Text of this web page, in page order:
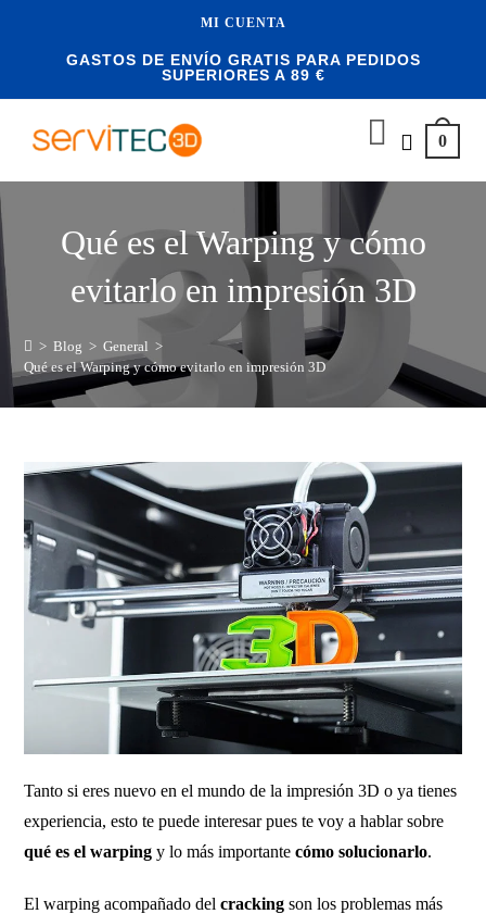
MI CUENTA
GASTOS DE ENVÍO GRATIS PARA PEDIDOS
SUPERIORES A 89 €
0
Qué es el Warping y cómo
evitarlo en impresión 3D
> Blog > General >
Qué es el Warping y cómo evitarlo en impresión 3D
Tanto si eres nuevo en el mundo de la impresión 3D o ya tienes
experiencia, esto te puede interesar pues te voy a hablar sobre
qué es el warping y lo más importantecómo solucionarlo.
El warping acompañado delcracking son los problemas más